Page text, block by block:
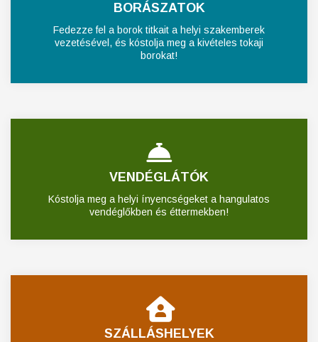
BORÁSZATOK
Fedezze fel a borok titkait a helyi szakemberek
vezetésével, és kóstolja meg a kivételes tokaji
borokat!
VENDÉGLÁTÓK
Kóstolja meg a helyi ínyencségeket a hangulatos
vendéglőkben és éttermekben!
SZÁLLÁSHELYEK